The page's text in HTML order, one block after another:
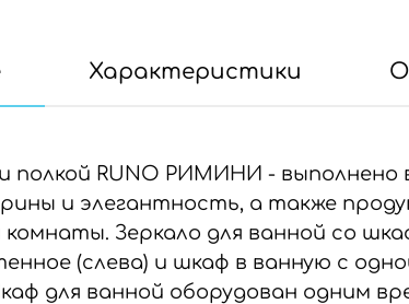
Характеристики
полкой RUNO РИМИНИ - выполнено
и элегантность, а также
Зеркало для ванной со
(слева) и шкаф в ванную с
для ванной оборудован одним